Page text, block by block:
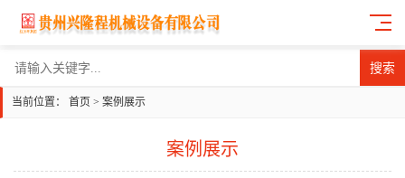
搜索
当前位置： 首页 > 案例展示
案例展示